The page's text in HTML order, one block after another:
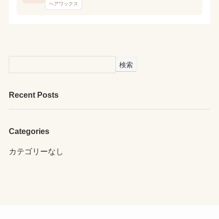
ヘアワックス
検索
Recent Posts
Categories
カテゴリーなし